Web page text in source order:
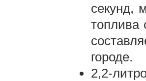
секунд,
топлива
городе.
2,2-